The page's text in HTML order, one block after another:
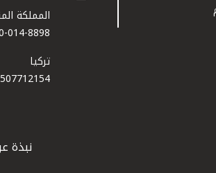
المملكة
014-8898
تركيا
نبذة